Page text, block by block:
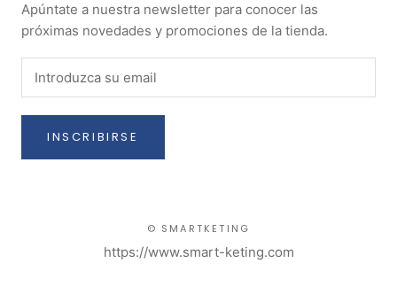
Apúntate a nuestra newsletter para conocer las
próximas novedades y promociones de la tienda.
INSCRIBIRSE
© SMARTKETING
https://www.smart-keting.com